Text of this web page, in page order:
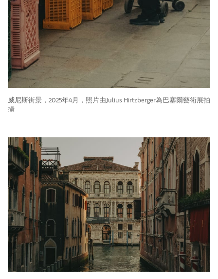
威尼斯街景，2025年4月，照片由Julius Hirtzberger為巴塞爾藝術展拍
攝